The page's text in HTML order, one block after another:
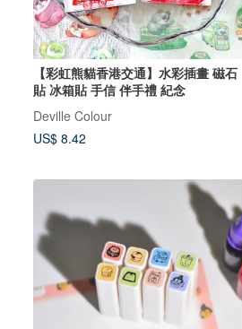
【彩虹熊貓香港交通】水彩插畫 磁石
貼 冰箱貼 手信 伴手禮 紀念
Deville Colour
US$ 8.42